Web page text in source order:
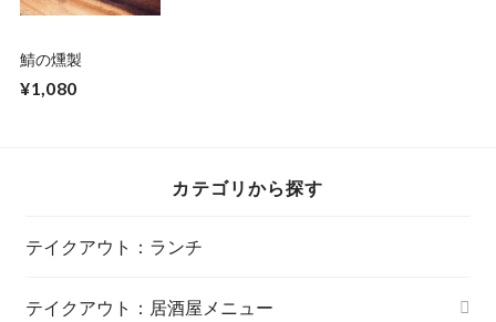
鯖の燻製
¥1,080
カテゴリから探す
テイクアウト：ランチ
テイクアウト：居酒屋メニュー